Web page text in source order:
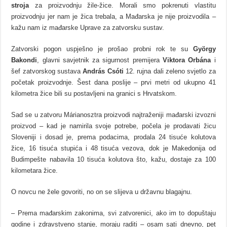
stroja za proizvodnju žile-žice. Morali smo pokrenuti vlastitu
proizvodnju jer nam je žica trebala, a Mađarska je nije proizvodila –
kažu nam iz mađarske Uprave za zatvorsku sustav.
Zatvorski pogon uspješno je prošao probni rok te su György
Bakondi, glavni savjetnik za sigurnost premijeraViktora Orbánai
šef zatvorskog sustavaAndrás Csóti 12. rujna dali zeleno svjetlo za
početak proizvodnje. Šest dana poslije – prvi metri od ukupno 41
kilometra žice bili su postavljeni na granici s Hrvatskom.
Sad se u zatvoru Márianosztra proizvodi najtraženiji mađarski izvozni
proizvod – kad je namirila svoje potrebe, počela je prodavati žicu
Sloveniji i dosad je, prema podacima, prodala 24 tisuće kolutova
žice, 16 tisuća stupića i 48 tisuća vezova, dok je Makedonija od
Budimpešte nabavila 10 tisuća kolutova što, kažu, dostaje za 100
kilometara žice.
O novcu ne žele govoriti, no on se slijeva u državnu blagajnu.
– Prema mađarskim zakonima, svi zatvorenici, ako im to dopuštaju
godine i zdravstveno stanje, moraju raditi – osam sati dnevno, pet